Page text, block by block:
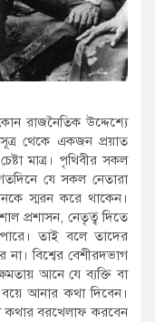
রাজনৈতিক উদ্দেশ্যে
থেকে একজন প্রয়াত
মাত্র। পৃথিবীর সকল
যে সকল নেতারা
স্মরন করে থাকেন।
প্রশাসন, নেতৃত্ব দিতে
তাই বলে তাদের
বিশ্বের বেশীরদভাগ
আনে যে ব্যক্তি বা
বয়ে আনার কথা দিবেন।
কথার বরখেলাফ করবেন